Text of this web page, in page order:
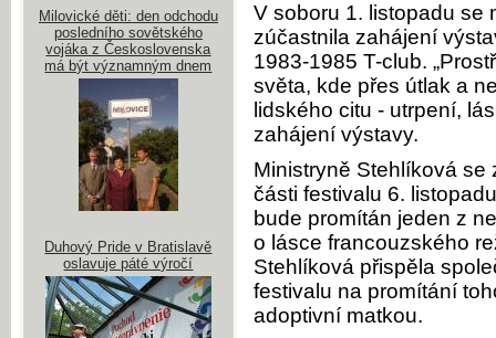
V soboru 1. listopadu se
zúčastnila zahájení
1983-1985 T-club.
světa, kde přes útlak a
lidského citu - utrpení,
zahájení výstavy.
Ministryně Stehlíková
části festivalu 6.
bude promítán jeden z
o lásce francouzského
Stehlíková přispěla
festivalu na promítání
adoptivní matkou.
Milovické děti: den odchodu
posledního sovětského
vojáka z Československa
má být významným dnem
Duhový Pride v Bratislavě
oslavuje páté výročí